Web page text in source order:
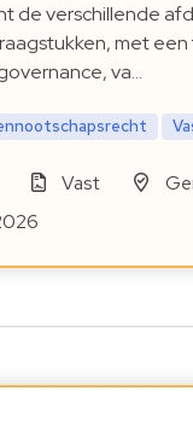
de verschillende
met
va…
Vast